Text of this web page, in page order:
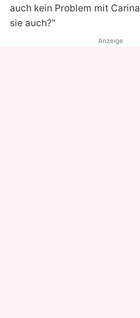
auch kein Problem mit Carina
sie auch?"
Anzeige